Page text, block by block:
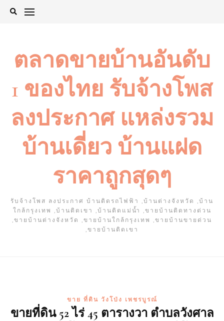
Skip
ตลาดขายบ้านอันดับ
1 ของไทย รับจ้างโพส
ลงประกาศ แหล่งรวม
บ้านเดี่ยว บ้านแฝด
ราคาถูกสุดๆ
รับจ้างโพส ลงประกาศ บ้านติดรถไฟฟ้า ,บ้านต่างจังหวัด ,บ้าน
ใกล้กรุงเทพ ,บ้านติดเขา ,บ้านติดแม่น้ำ ,ขายบ้านติดทางด่วน
,ขายบ้านต่างจังหวัด ,ขายบ้านใกล้กรุงเทพ ,ขายบ้านขายด่วน
,ขายบ้านติดเขา
ขาย ที่ดิน วังโป่ง เพชรบูรณ์
ขายที่ดิน 52 ไร่ 45 ตารางวา ตำบลวังศาล